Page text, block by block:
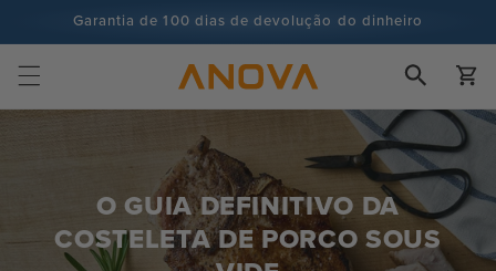
para o
conteúdo
Garantia de 100 dias de devolução do dinheiro
Mais de 100 milhões de cozinheiros e continua a aumentar
O GUIA DEFINITIVO DA
COSTELETA DE PORCO SOUS